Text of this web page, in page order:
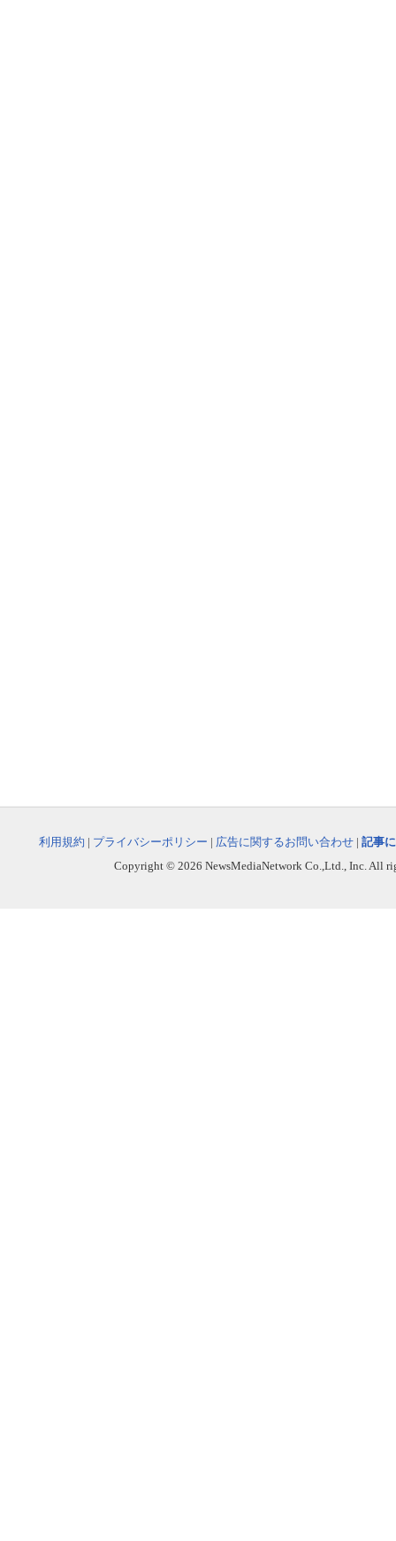
利用規約 | プライバシーポリシー | 広告に関するお問い合わせ | 記事
Copyright © 2026 NewsMediaNetwork Co.,Ltd., Inc. All